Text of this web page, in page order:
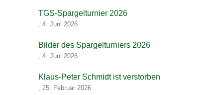
TGS-Spargelturnier 2026
, 4. Juni 2026
Bilder des Spargelturniers 2026
, 4. Juni 2026
Klaus-Peter Schmidt ist verstorben
, 25. Februar 2026